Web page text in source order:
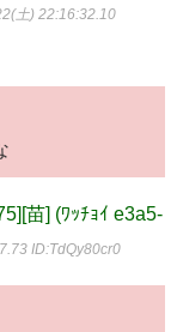
土) 22:16:32.10
苗] (ﾜｯﾁｮｲ e3a5-
ID:TdQy80cr0